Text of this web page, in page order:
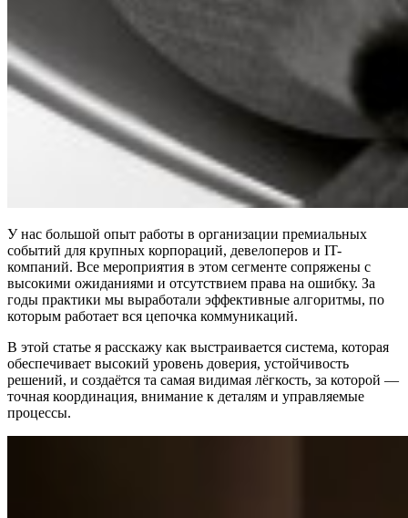
У нас большой опыт работы в организации премиальных
событий для крупных корпораций, девелоперов и IT-
компаний. Все мероприятия в этом сегменте сопряжены с
высокими ожиданиями и отсутствием права на ошибку. За
годы практики мы выработали эффективные алгоритмы, по
которым работает вся цепочка коммуникаций.
В этой статье я расскажу как выстраивается система, которая
обеспечивает высокий уровень доверия, устойчивость
решений, и создаётся та самая видимая лёгкость, за которой —
точная координация, внимание к деталям и управляемые
процессы.